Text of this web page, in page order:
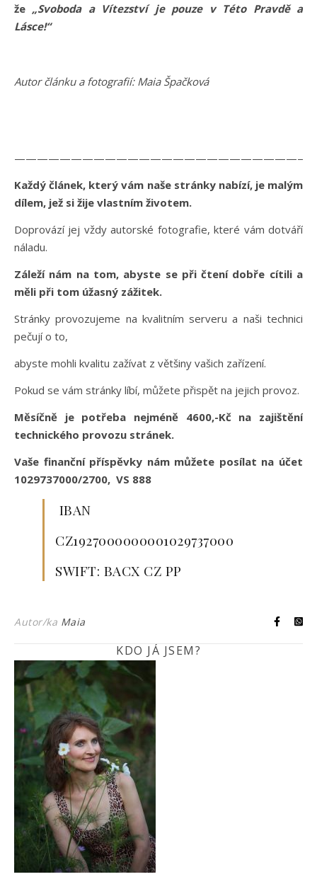
že „Svoboda a Vítezství je pouze v Této Pravdě a
Lásce!“
Autor článku a fotografií: Maia Špačková
Každý článek, který vám naše stránky nabízí, je malým
dílem, jež si žije vlastním životem.
Doprovází jej vždy autorské fotografie, které vám dotváří
náladu.
Záleží nám na tom, abyste se při čtení dobře cítili a
měli při tom úžasný zážitek.
Stránky provozujeme na kvalitním serveru a naši technici
pečují o to,
abyste mohli kvalitu zažívat z většiny vašich zařízení.
Pokud se vám stránky líbí, můžete přispět na jejich provoz.
Měsíčně je potřeba nejméně 4600,-Kč na zajištění
technického provozu stránek.
Vaše finanční příspěvky nám můžete posílat na účet
1029737000/2700, VS 888
IBAN
CZ1927000000001029737000
SWIFT: BACX CZ PP
Autor/ka Maia
KDO JÁ JSEM?